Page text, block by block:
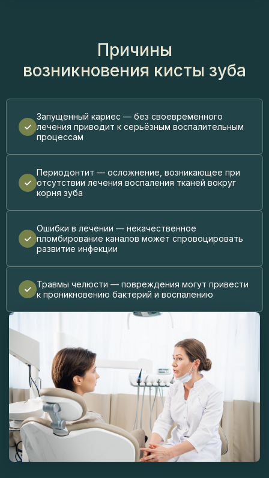
Причины
возникновения кисты зуба
Запущенный кариес — без своевременного
лечения приводит к серьёзным воспалительным
процессам
Периодонтит — осложнение, возникающее при
отсутствии лечения воспаления тканей вокруг
корня зуба
Ошибки в лечении — некачественное
пломбирование каналов может спровоцировать
развитие инфекции
Травмы челюсти — повреждения могут привести
к проникновению бактерий и воспалению